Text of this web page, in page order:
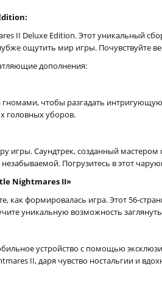
II Deluxe Edition. Этот уникальный
ощутить мир игры. Почувствуйте
дополнения:
гномами, чтобы разгадать
головных уборов.
игры. Саундтрек, созданный
Погрузитесь в этот
Nightmares II»
как формировалась игра. Этот 56-
уникальную возможность
устройство с помощью
II, даря чувство ностальгии и